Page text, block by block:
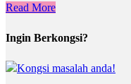
Read More
Ingin Berkongsi?